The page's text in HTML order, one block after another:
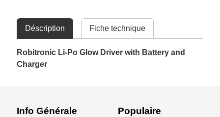
Déscription Fiche technique
Robitronic Li-Po Glow Driver with Battery and
Charger
Info Générale Populaire